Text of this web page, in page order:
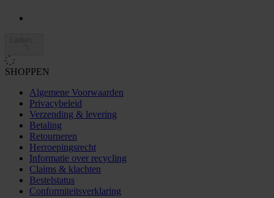
SHOPPEN
Algemene Voorwaarden
Privacybeleid
Verzending & levering
Betaling
Retourneren
Herroepingsrecht
Informatie over recycling
Claims & klachten
Bestelstatus
Conformiteitsverklaring